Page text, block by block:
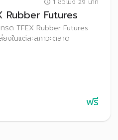
Rubber Futures
รด TFEX Rubber Futures
ยงในแต่ละสภาวะตลาด
ฟรี